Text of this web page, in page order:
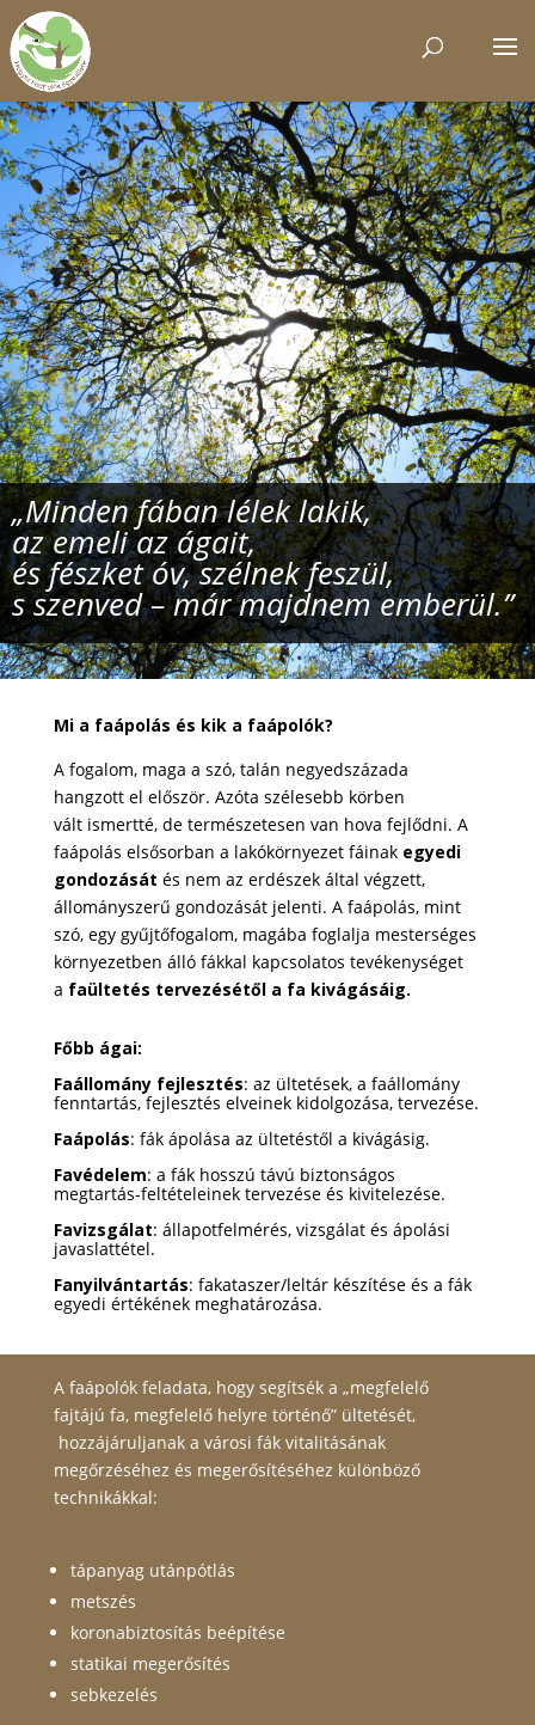
„Minden fában lélek lakik,
az emeli az ágait,
és fészket óv, szélnek feszül,
s szenved – már majdnem emberül.”
Mi a faápolás és kik a faápolók?
A fogalom, maga a szó, talán negyedszázada
hangzott el először. Azóta szélesebb körben
vált ismertté, de természetesen van hova fejlődni. A
faápolás elsősorban a lakókörnyezet fáinak egyedi
gondozását és nem az erdészek által végzett,
állományszerű gondozását jelenti. A faápolás, mint
szó, egy gyűjtőfogalom, magába foglalja mesterséges
környezetben álló fákkal kapcsolatos tevékenységet
a faültetés tervezésétől a fa kivágásáig.
Főbb ágai:
Faállomány fejlesztés: az ültetések, a faállomány
fenntartás, fejlesztés elveinek kidolgozása, tervezése.
Faápolás: fák ápolása az ültetéstől a kivágásig.
Favédelem: a fák hosszú távú biztonságos
megtartás-feltételeinek tervezése és kivitelezése.
Favizsgálat: állapotfelmérés, vizsgálat és ápolási
javaslattétel.
Fanyilvántartás: fakataszer/leltár készítése és a fák
egyedi értékének meghatározása.
A faápolók feladata, hogy segítsék a „megfelelő
fajtájú fa, megfelelő helyre történő” ültetését,
hozzájáruljanak a városi fák vitalitásának
megőrzéséhez és megerősítéséhez különböző
technikákkal:
tápanyag utánpótlás
metszés
koronabiztosítás beépítése
statikai megerősítés
sebkezelés